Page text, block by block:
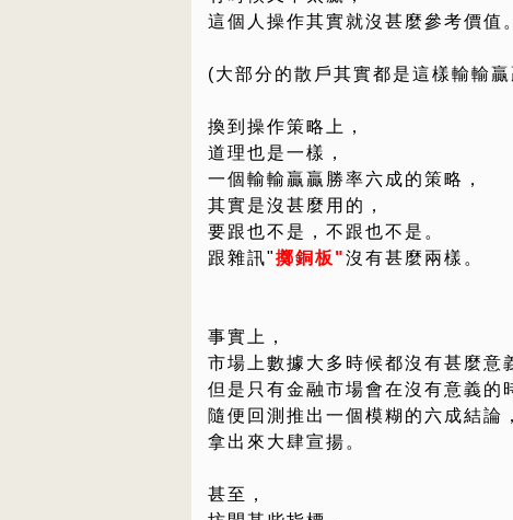
這個人操作其實就沒甚麼參考價值。
(大部分的散戶其實都是這樣輸輸
換到操作策略上，
道理也是一樣，
一個輸輸贏贏勝率六成的策略，
其實是沒甚麼用的，
要跟也不是，不跟也不是。
跟雜訊"擲銅板"沒有甚麼兩樣。
事實上，
市場上數據大多時候都沒有甚麼意
但是只有金融市場會在沒有意義的
隨便回測推出一個模糊的六成結論，
拿出來大肆宣揚。
甚至，